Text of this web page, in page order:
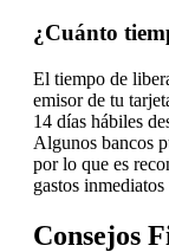
¿Cuánto
El tiempo de
emisor de tu
14 días hábiles
Algunos bancos
por lo que es
gastos
Consejos